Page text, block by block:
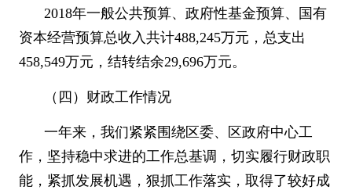
2018年一般公共预算、政府性基金预算、国有
资本经营预算总收入共计488,245万元，总支出
458,549万元，结转结余29,696万元。
（四）财政工作情况
一年来，我们紧紧围绕区委、区政府中心工
作，坚持稳中求进的工作总基调，切实履行财政职
能，紧抓发展机遇，狠抓工作落实，取得了较好成